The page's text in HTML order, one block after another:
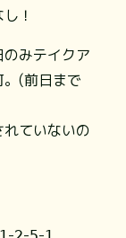
！
のみテイクア
(前日まで
ていないの